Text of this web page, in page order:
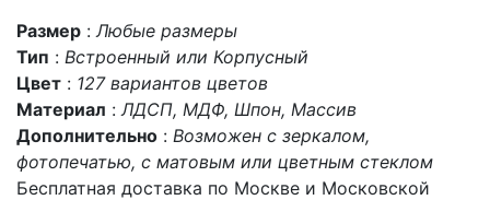
Размер :Любые размеры
Тип : Встроенный или Корпусный
Цвет : 127 вариантов цветов
Материал :ЛДСП, МДФ, Шпон, Массив
Дополнительно : Возможен с зеркалом,
фотопечатью, с матовым или цветным стеклом
Бесплатная доставка по Москве и Московской